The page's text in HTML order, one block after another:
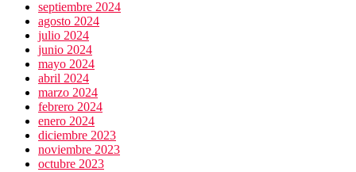
septiembre 2024
agosto 2024
julio 2024
junio 2024
mayo 2024
abril 2024
marzo 2024
febrero 2024
enero 2024
diciembre 2023
noviembre 2023
octubre 2023